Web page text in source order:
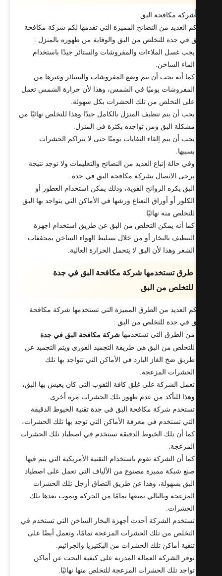
العديد من النصائح المميزة التي تقدمها لكم شركة مكافحة
في جدة للتخلص من البق والوقاية من ظهوره بالمنزل :
يجب غسل الملاءات والمفروشات والستائر جيدًا باستخدام
الماء الساخن.
كما أنه يجب أن يتم وضع المفروشات والستائر وغيرها من
المفروشات يوميًا في الشمس، وهذا لأن حرارة الشمس تعمل
على التخلص من تلك الحشرات بكل سهولة.
يجب أن يتم تنظيف المنزل بالكامل جيدًا وهذا للتخلص نهائيًا من
مشكلة البق ومن تواجده بكثرة في المنزل.
يجب أن يتم إلقاء النفايات يوميًا حتى لا تتراكم الحشرات
وفي حالة إتباع العديد من النصائح والتعليمات ولا توجد نتيجة
يرجى الاتصال بشركة مكافحة البق في جدة.
البق يكره الروائح القوية، وذلك يمكن استخدام العطور أو
الكلور أو أوراق النعناع ورشها في الأماكن التي يتواجد بها البق
للتخلص منه نهائيًا.
كما أنه يمكن التخلص من البق عن طريق استخدام اجهزة
التنظيف بالبخار أو من خلال تسليط الهواء الساخن بمجففات
الشعر وهذا لأن البق لا يتحمل الحرارة العالية.
طرق تستخدمها شركة مكافحة البق في جدة
للتخلص من البق
العديد من الطرق المميزة التي تستخدمها شركة مكافحة
في جدة للتخلص من البق :
من الطرق التي تستخدمهاشركة مكافحة البق في جدة
للتخلص من البق هي طريقة التجميد الفوري ويتم التجميد عن
طريق ضخ الغاز البارد في الأماكن التي تتواجد بها تلك
الحشرات المزعجة.
تعمل الشركة على غلق كافة الثقوب التي كان يعيش بها البق،
وهذا للتأكد من عدم ظهور تلك الحشرات مرة أخرى.
تستخدم شركة مكافحة البق في جدة تقنية الخيوط الدقيقة
التي تستخدم في معرفة الأماكن التي توجد بها تلك الحشرات،
كما أن تلك الخيوط الدقيقة تستخدم في اصطياد تلك الحشرات
كما أن الشركة تقوم باستخدام التقنية الأمريكية التي يتم فيها
صنع شبكة مميزة مصنوع من الألياف التي تعمل على اصطياد
البق بسهولة، وهذا عن طريق التصاق أرجل تلك الحشرات
المزعجة وبالتالي تمنعها تمامًا من الحركة وتموت بعدها تلك
الحشرات.
تستخدم الشركة أحدث أجهزة البخار الساخن التي تستخدم في
التخلص من تلك الحشرات المزعجة تمامًا، وتعمل أيضًا على
تنقية أماكن تلك الحشرات من البكتيريا والجراثيم.
توفر الشركة العمالة المدربة على كيفية البحث عن أماكن
تواجد تلك الحشرات المزعجة للتخلص منها نهائيًا.